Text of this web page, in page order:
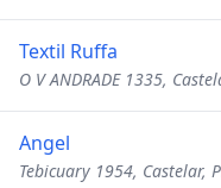
Textil Ruffa
O V ANDRADE 1335,
Angel
Tebicuary 1954, Castelar,